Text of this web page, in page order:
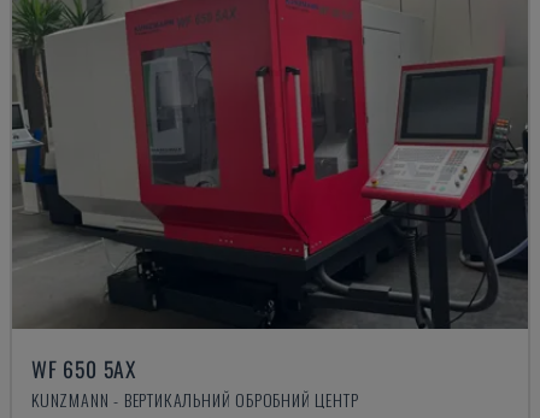
WF 650 5AX
KUNZMANN - ВЕРТИКАЛЬНИЙ ОБРОБНИЙ ЦЕНТР